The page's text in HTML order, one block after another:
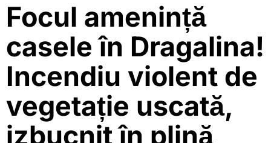
Focul amenință
casele în Dragalina!
Incendiu violent de
vegetație uscată,
izbucnit în plină